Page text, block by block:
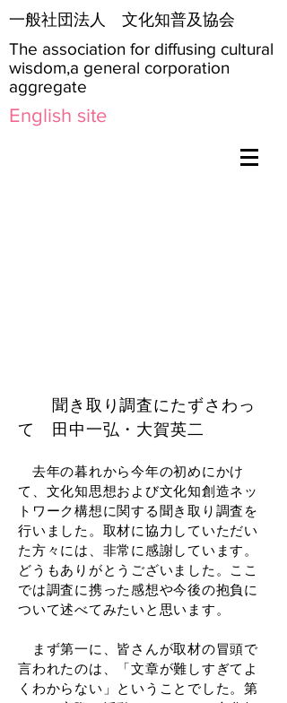
​一般社団法人 文化知普及協会
The association for diffusing cultural
wisdom,a general corporation
aggregate
English site
聞き取り調査にたずさわっ
て 田中一弘・大賀英二
去年の暮れから今年の初めにかけ
て、文化知思想および文化知創造ネッ
トワーク構想に関する聞き取り調査を
行いました。取材に協力していただい
た方々には、非常に感謝しています。
どうもありがとうございました。ここ
では調査に携った感想や今後の抱負に
ついて述べてみたいと思います。
まず第一に、皆さんが取材の冒頭で
言われたのは、「文章が難しすぎてよ
くわからない」ということでした。第